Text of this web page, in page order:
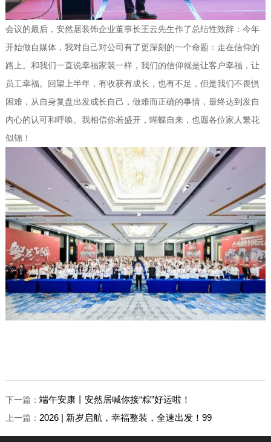
会议的最后，安然居装饰企业董事长王云先生作了总结性致辞：今年
开始做自媒体，我对自己对公司有了更深刻的一个命题：走在信仰的
路上。和我们一直说幸福家装一样，我们的信仰就是让客户幸福，让
员工幸福。回望上半年，有收获有成长，也有不足，但是我们不畏惧
困难，从自身复盘出发成长自己，做难而正确的事情，最终达到发自
内心的认可和呼唤。我相信你若盛开，蝴蝶自来，也愿各位家人繁花
似锦！
下一篇： 端午安康丨安然居喊你接“粽”好运啦！
上一篇： 2026 | 新岁启航，幸福整装，全速出发！99